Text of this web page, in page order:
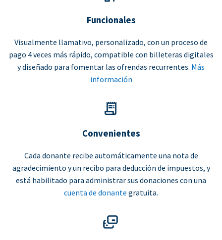
Funcionales
Visualmente llamativo, personalizado, con un proceso de
pago 4 veces más rápido, compatible con billeteras digitales
y diseñado para fomentar las ofrendas recurrentes. Más
información
Convenientes
Cada donante recibe automáticamente una nota de
agradecimiento y un recibo para deducción de impuestos, y
está habilitado para administrar sus donaciones con una
cuenta de donante gratuita.